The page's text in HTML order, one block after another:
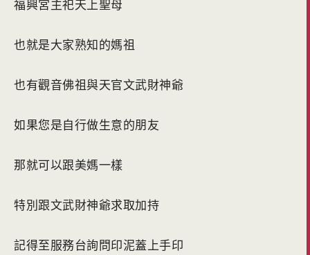
福興宮主祀天上聖母
也就是大家熟知的媽祖
也有觀音佛祖與天官文武財神爺
如果您是自行做生意的朋友
那就可以跟美媽一樣
特別跟文武財神爺求取加持
記得至服務台詢問印泥蓋上手印